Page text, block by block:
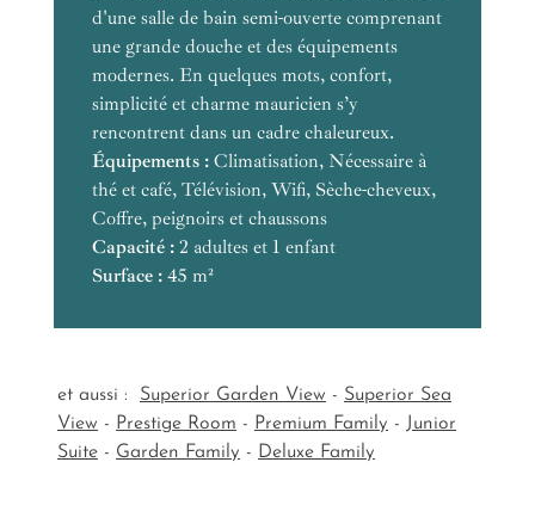
d'une salle de bain semi-ouverte comprenant
une grande douche et des équipements
modernes. En quelques mots, confort,
simplicité et charme mauricien s’y
rencontrent dans un cadre chaleureux.
Équipements :Climatisation, Nécessaire à
thé et café, Télévision, Wifi, Sèche-cheveux,
Coffre, peignoirs et chaussons
Capacité :2 adultes et 1 enfant
Surface :45 m²
Équipements :
Capacité :
Équipements :
Surface :
Équipements :
Capacité :
Surface :
Équipements :
Capacité :
Surface :
Équipements :
Capacité :
Surface :
Équipements :
Capacité :
et aussi : Superior Garden View - Superior Sea
View - Prestige Room - Premium Family - Junior
Suite - Garden Family - Deluxe Family